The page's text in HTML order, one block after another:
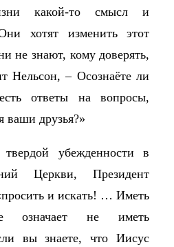
какой-то смысл и
хотят изменить этот
не знают, кому доверять,
Нельсон, – Осознаёте ли
ответы на вопросы,
ваши друзья?»
убежденности в
Церкви, Президент
и искать! … Иметь
означает не иметь
вы знаете, что Иисус